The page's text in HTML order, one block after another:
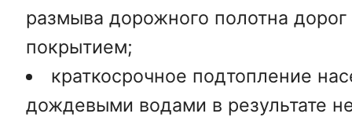
размыва дорожного полотна
покрытием;
краткосрочное подтопление
дождевыми водами в результате